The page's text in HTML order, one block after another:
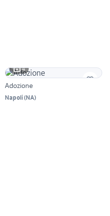
4
Adozione
Napoli(NA)